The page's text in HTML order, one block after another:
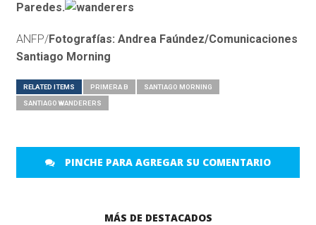
Paredes.
ANFP/Fotografías: Andrea Faúndez/Comunicaciones
Santiago Morning
RELATED ITEMS PRIMERA B SANTIAGO MORNING
SANTIAGO WANDERERS
PINCHE PARA AGREGAR SU COMENTARIO
MÁS DE DESTACADOS